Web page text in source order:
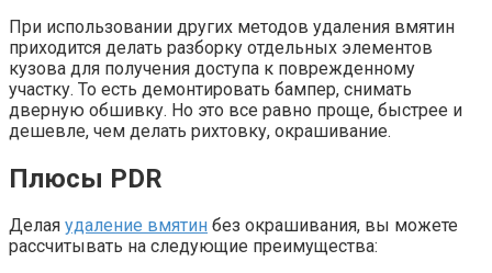
При использовании других методов удаления вмятин
приходится делать разборку отдельных элементов
кузова для получения доступа к поврежденному
участку. То есть демонтировать бампер, снимать
дверную обшивку. Но это все равно проще, быстрее и
дешевле, чем делать рихтовку, окрашивание.
Плюсы PDR
Делая удаление вмятин без окрашивания, вы можете
рассчитывать на следующие преимущества: